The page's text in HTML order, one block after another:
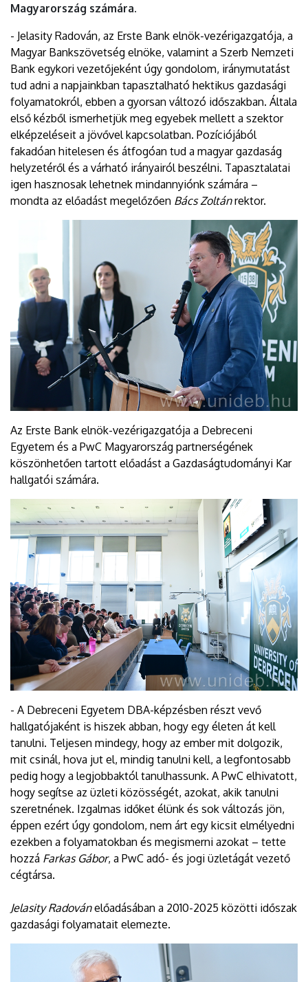
Magyarország számára.
- Jelasity Radován, az Erste Bank elnök-vezérigazgatója, a
Magyar Bankszövetség elnöke, valamint a Szerb Nemzeti
Bank egykori vezetőjeként úgy gondolom, iránymutatást
tud adni a napjainkban tapasztalható hektikus gazdasági
folyamatokról, ebben a gyorsan változó időszakban. Általa
első kézből ismerhetjük meg egyebek mellett a szektor
elképzeléseit a jövővel kapcsolatban. Pozíciójából
fakadóan hitelesen és átfogóan tud a magyar gazdaság
helyzetéről és a várható irányairól beszélni. Tapasztalatai
igen hasznosak lehetnek mindannyiónk számára –
mondta az előadást megelőzően Bács Zoltánrektor.
Az Erste Bank elnök-vezérigazgatója a Debreceni
Egyetem és a PwC Magyarország partnerségének
köszönhetően tartott előadást a Gazdaságtudományi Kar
hallgatói számára.
- A Debreceni Egyetem DBA-képzésben részt vevő
hallgatójaként is hiszek abban, hogy egy életen át kell
tanulni. Teljesen mindegy, hogy az ember mit dolgozik,
mit csinál, hova jut el, mindig tanulni kell, a legfontosabb
pedig hogy a legjobbaktól tanulhassunk. A PwC elhivatott,
hogy segítse az üzleti közösségét, azokat, akik tanulni
szeretnének. Izgalmas időket élünk és sok változás jön,
éppen ezért úgy gondolom, nem árt egy kicsit elmélyedni
ezekben a folyamatokban és megismerni azokat – tette
hozzá Farkas Gábor, a PwC adó- és jogi üzletágát vezető
cégtársa.
Jelasity Radovánelőadásában a 2010-2025 közötti időszak
gazdasági folyamatait elemezte.